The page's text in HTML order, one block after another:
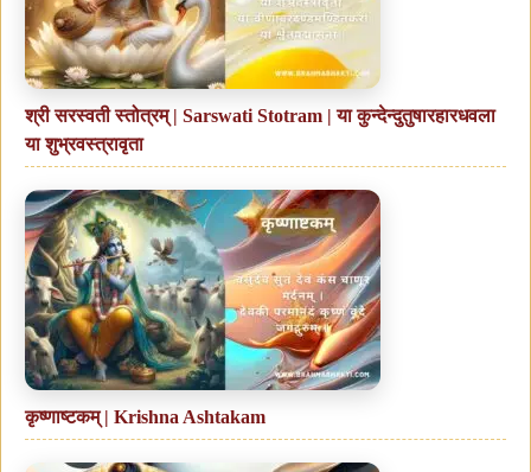
श्री सरस्वती स्तोत्रम् | Sarswati Stotram | या कुन्देन्दुतुषारहारधवला
या शुभ्रवस्त्रावृता
कृष्णाष्टकम् | Krishna Ashtakam